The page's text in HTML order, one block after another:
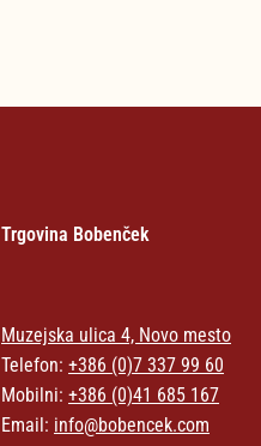
Trgovina Bobenček
Muzejska ulica 4, Novo mesto
Telefon:+386 (0)7 337 99 60
Mobilni:+386 (0)41 685 167
Email: info@bobencek.com